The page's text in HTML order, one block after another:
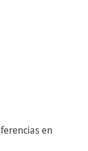
en